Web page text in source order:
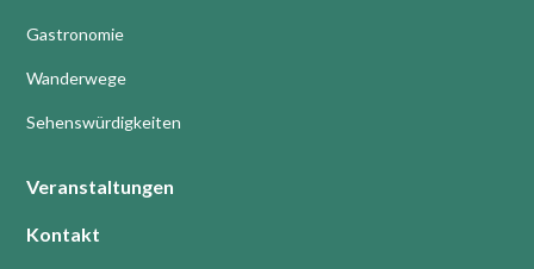
Gastronomie
Wanderwege
Sehenswürdigkeiten
Veranstaltungen
Kontakt